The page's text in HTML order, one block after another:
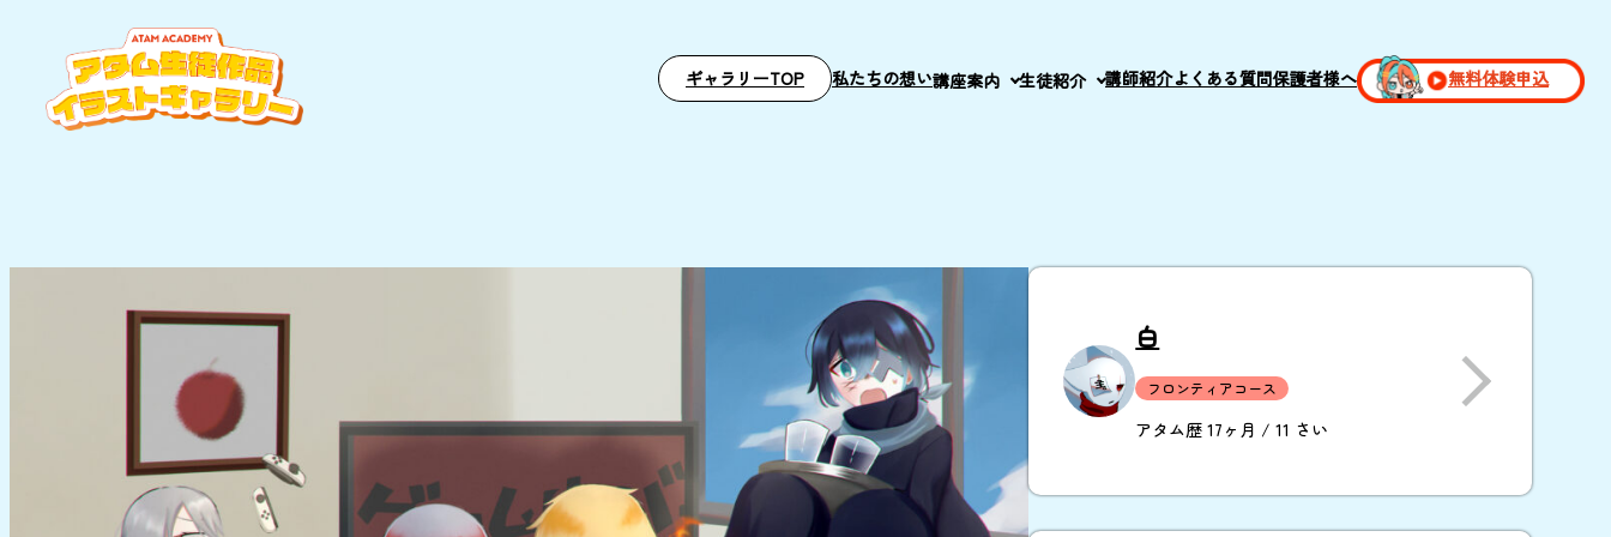
ギャラリーTOP 私たちの想い講座案内 生徒紹介 講師紹介よくある質問保護者様へ 無料体験申込
白
フロンティアコース
アタム歴 17ヶ月 / 11 さい